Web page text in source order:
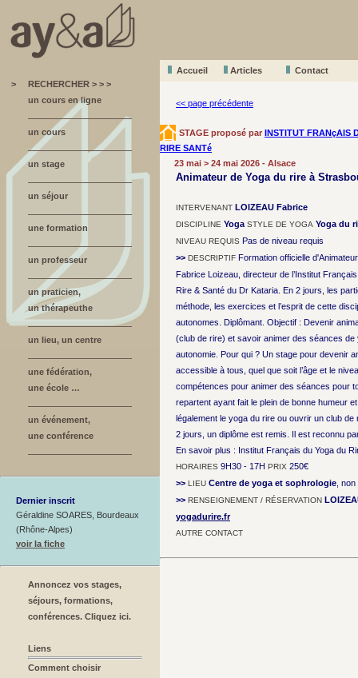
Accueil Articles
Contact
>
RECHERCHER > > >
un cours en ligne
un cours
un stage
un séjour
une formation
un professeur
un praticien,
un thérapeuthe
un lieu, un centre
une fédération,
une école …
un événement,
une conférence
Dernier inscrit
Géraldine SOARES, Bourdeaux
(Rhône-Alpes)
voir la fiche
Annoncez vos stages,
séjours, formations,
conférences. Cliquez ici.
Liens
Comment choisir
<< page précédente
STAGE proposé par INSTITUT FRANçAIS
RIRE SANTé
23 mai > 24 mai 2026 - Alsace
Animateur de Yoga du rire à
INTERVENANT LOIZEAU Fabrice
DISCIPLINE Yoga STYLE DE YOGA Yoga du
NIVEAU REQUIS Pas de niveau requis
>> DESCRIPTIF Formation officielle
Fabrice Loizeau, directeur de l’Institut
Rire & Santé du Dr Kataria. En 2 jours, les
méthode, les exercices et l’esprit de cette
autonomes. Diplômant. Objectif : Devenir
(club de rire) et savoir animer des séances de
autonomie. Pour qui ? Un stage pour devenir
accessible à tous, quel que soit l’âge et le
compétences pour animer des séances pour
repartent ayant fait le plein de bonne humeur
légalement le yoga du rire ou ouvrir un club de
2 jours, un diplôme est remis. Il est reconnu
En savoir plus : Institut Français du Yoga du
HORAIRES 9H30 - 17H PRIX 250€
>> LIEU Centre de yoga et sophrologie ,
>> RENSEIGNEMENT / RÉSERVATION
yogadurire.fr
AUTRE CONTACT